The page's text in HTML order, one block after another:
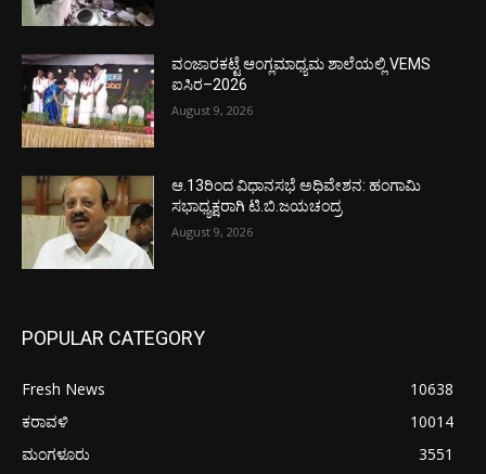
ವಂಜಾರಕಟ್ಟೆ ಆಂಗ್ಲಮಾಧ್ಯಮ ಶಾಲೆಯಲ್ಲಿ VEMS
ಐಸಿರ–2026
August 9, 2026
ಆ.13ರಿಂದ ವಿಧಾನಸಭೆ ಅಧಿವೇಶನ: ಹಂಗಾಮಿ
ಸಭಾಧ್ಯಕ್ಷರಾಗಿ ಟಿ.ಬಿ.ಜಯಚಂದ್ರ
August 9, 2026
POPULAR CATEGORY
Fresh News
10638
ಕರಾವಳಿ
10014
ಮಂಗಳೂರು
3551